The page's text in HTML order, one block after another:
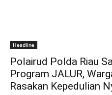
Headline
Polairud Polda Riau
Program JALUR,
Rasakan Kepedulian